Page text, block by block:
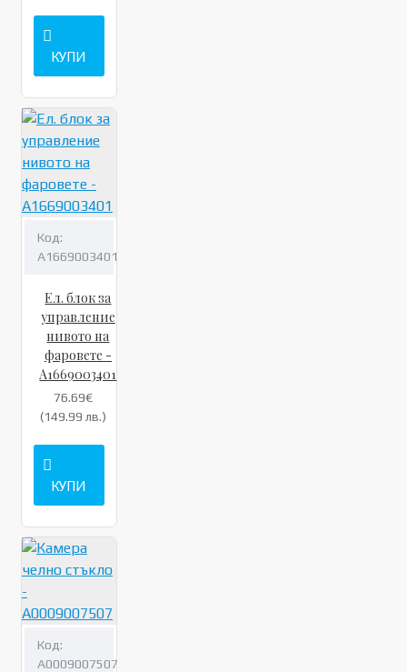
КУПИ
Код:
A1669003401
Ел. блок за
управление
нивото на
фаровете -
A1669003401
76.69€
(149.99 лв.)
КУПИ
Код:
A0009007507